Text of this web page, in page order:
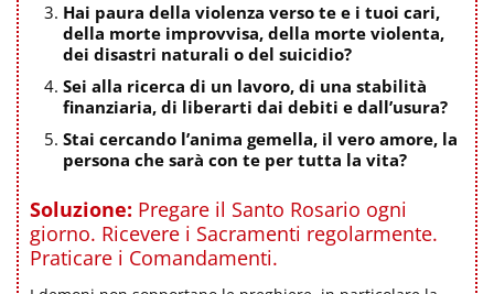
Hai paura della violenza verso te e i tuoi cari,
della morte improvvisa, della morte violenta,
dei disastri naturali o del suicidio?
Sei alla ricerca di un lavoro, di una stabilità
finanziaria, di liberarti dai debiti e dall’usura?
Stai cercando l’anima gemella, il vero amore, la
persona che sarà con te per tutta la vita?
Soluzione: Pregare il Santo Rosario ogni
giorno. Ricevere i Sacramenti regolarmente.
Praticare i Comandamenti.